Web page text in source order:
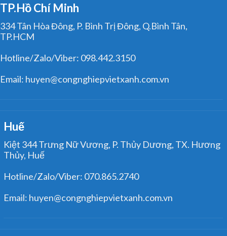
TP.Hồ Chí Minh
334 Tân Hòa Đông, P. Bình Trị Đông, Q.Bình Tân,
TP.HCM
Hotline/Zalo/Viber: 098.442.3150
Email: huyen@congnghiepvietxanh.com.vn
Huế
Kiệt 344 Trưng Nữ Vương, P. Thủy Dương, TX. Hương
Thủy, Huế
Hotline/Zalo/Viber: 070.865.2740
Email: huyen@congnghiepvietxanh.com.vn